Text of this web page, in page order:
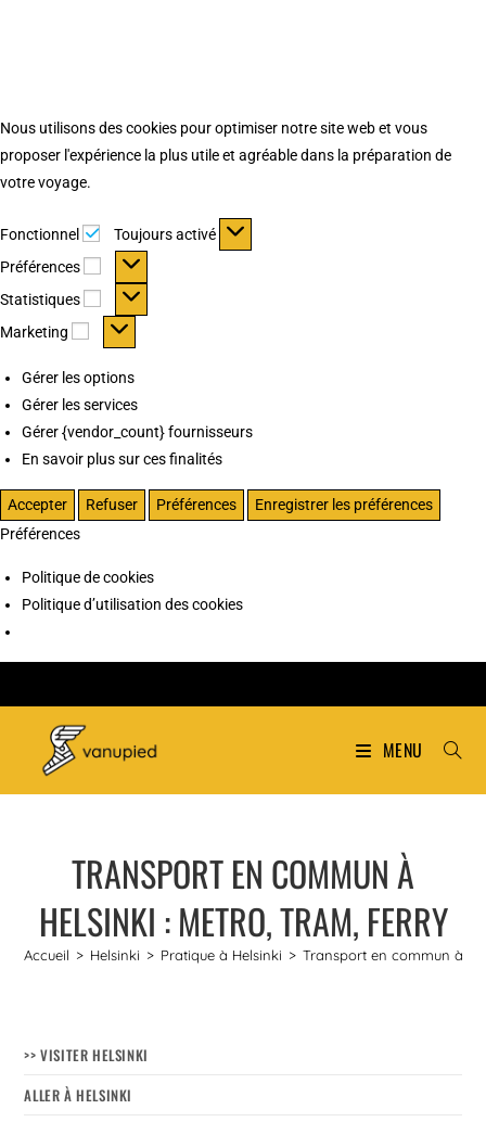
Nous utilisons des cookies pour optimiser notre site web et vous
proposer l'expérience la plus utile et agréable dans la préparation de
votre voyage.
Fonctionnel Fonctionnel
Toujours activé
Préférences
Préférences
Statistiques Statistiques
Marketing Marketing
Gérer les options
Gérer les services
Gérer {vendor_count} fournisseurs
En savoir plus sur ces finalités
Accepter Refuser Préférences
Enregistrer les préférences
Préférences
Politique de cookies
Politique d’utilisation des cookies
MENU
TRANSPORT EN COMMUN À
HELSINKI : METRO, TRAM, FERRY
Accueil > Helsinki > Pratique à Helsinki > Transport en commun à
>> VISITER HELSINKI
ALLER À HELSINKI